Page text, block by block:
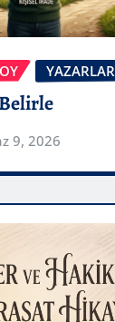
YAZARLAR
9, 2026